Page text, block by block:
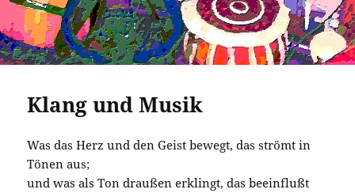
Klang und Musik
Was das Herz und den Geist bewegt, das strömt in
Tönen aus;
und was als Ton draußen erklingt, das beeinflußt